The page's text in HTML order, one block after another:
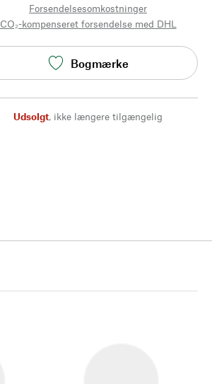
Forsendelsesomkostninger
CO₂-kompenseret forsendelse med DHL
Bogmærke
Udsolgt, ikke længere tilgængelig